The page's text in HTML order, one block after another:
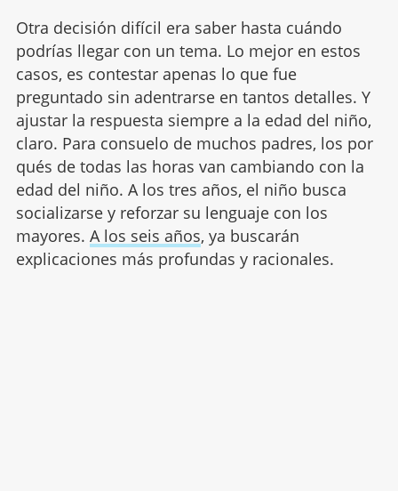
Otra decisión difícil era saber hasta cuándo
podrías llegar con un tema. Lo mejor en estos
casos, es contestar apenas lo que fue
preguntado sin adentrarse en tantos detalles. Y
ajustar la respuesta siempre a la edad del niño,
claro. Para consuelo de muchos padres, los por
qués de todas las horas van cambiando con la
edad del niño. A los tres años, el niño busca
socializarse y reforzar su lenguaje con los
mayores. A los seis años, ya buscarán
explicaciones más profundas y racionales.